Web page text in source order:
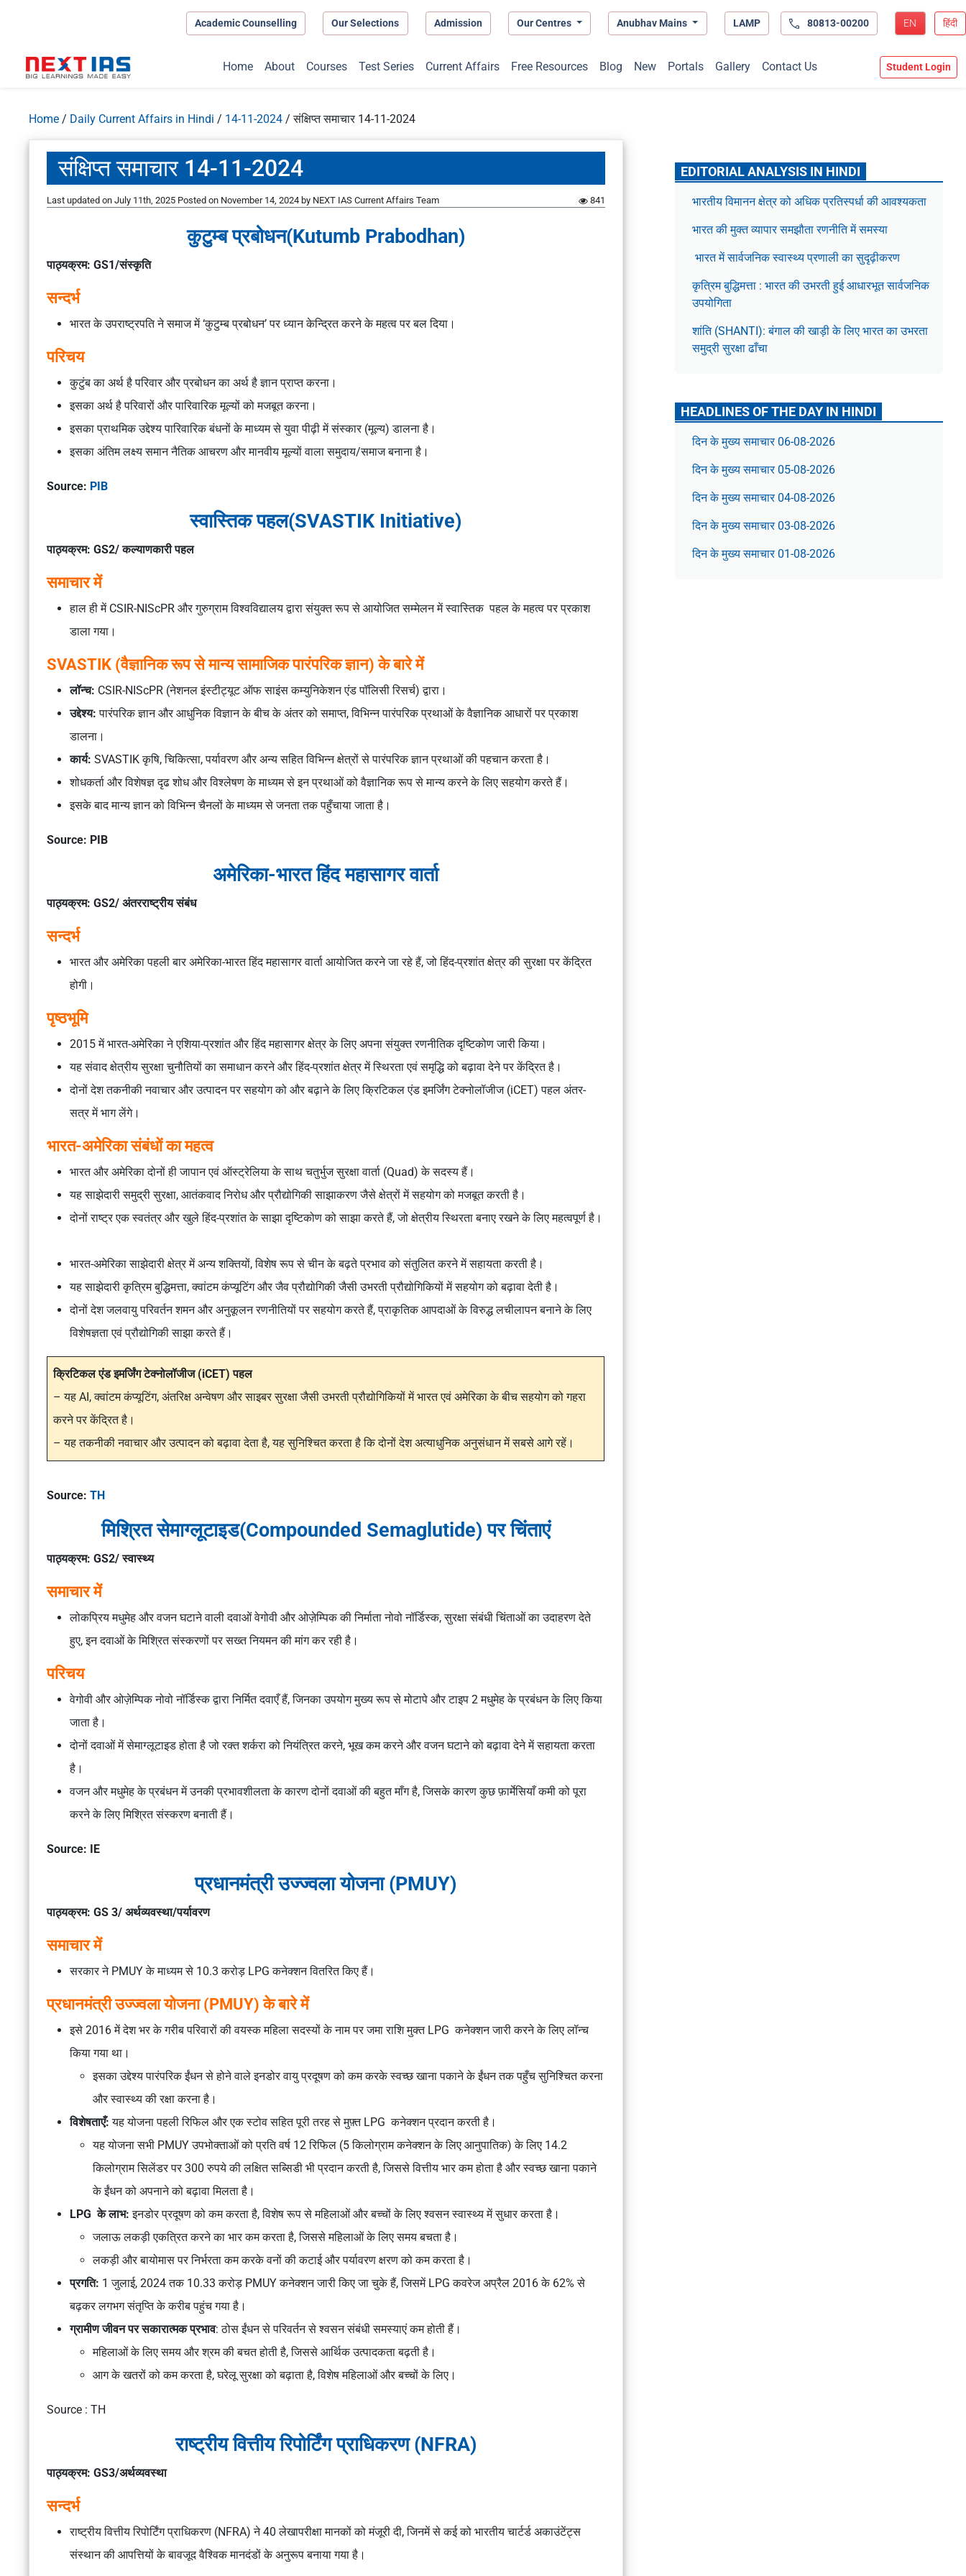
Academic Counselling Our Selections Admission Our Centres Anubhav Mains LAMP 80813-00200 EN हिंदी
Home About Courses Test Series Current Affairs Free Resources Blog New Portals Gallery Contact Us Student Login
Home / Daily Current Affairs in Hindi / 14-11-2024 /संक्षिप्त समाचार 14-11-2024
संक्षिप्त समाचार 14-11-2024
Last updated on July 11th, 2025 Posted on November 14, 2024 by NEXT IAS Current Affairs Team 841
कुटुम्ब प्रबोधन(Kutumb Prabodhan)
पाठ्यक्रम: GS1/संस्कृति
सन्दर्भ
भारत के उपराष्ट्रपति ने समाज में ‘कुटुम्ब प्रबोधन’ पर ध्यान केन्द्रित करने के महत्व पर बल दिया।
परिचय
कुटुंब का अर्थ है परिवार और प्रबोधन का अर्थ है ज्ञान प्राप्त करना।
इसका अर्थ है परिवारों और पारिवारिक मूल्यों को मजबूत करना।
इसका प्राथमिक उद्देश्य पारिवारिक बंधनों के माध्यम से युवा पीढ़ी में संस्कार (मूल्य) डालना है।
इसका अंतिम लक्ष्य समान नैतिक आचरण और मानवीय मूल्यों वाला समुदाय/समाज बनाना है।
Source: PIB
स्वास्तिक पहल(SVASTIK Initiative)
पाठ्यक्रम: GS2/ कल्याणकारी पहल
समाचार में
हाल ही में CSIR-NIScPR और गुरुग्राम विश्वविद्यालय द्वारा संयुक्त रूप से आयोजित सम्मेलन में स्वास्तिक पहल के महत्व पर प्रकाश
डाला गया।
SVASTIK (वैज्ञानिक रूप से मान्य सामाजिक पारंपरिक ज्ञान) के बारे में
लॉन्च: CSIR-NIScPR (नेशनल इंस्टीट्यूट ऑफ साइंस कम्युनिकेशन एंड पॉलिसी रिसर्च) द्वारा।
उद्देश्य:पारंपरिक ज्ञान और आधुनिक विज्ञान के बीच के अंतर को समाप्त, विभिन्न पारंपरिक प्रथाओं के वैज्ञानिक आधारों पर प्रकाश
डालना।
कार्य: SVASTIK कृषि, चिकित्सा, पर्यावरण और अन्य सहित विभिन्न क्षेत्रों से पारंपरिक ज्ञान प्रथाओं की पहचान करता है।
शोधकर्ता और विशेषज्ञ दृढ शोध और विश्लेषण के माध्यम से इन प्रथाओं को वैज्ञानिक रूप से मान्य करने के लिए सहयोग करते हैं।
इसके बाद मान्य ज्ञान को विभिन्न चैनलों के माध्यम से जनता तक पहुँचाया जाता है।
Source: PIB
अमेरिका-भारत हिंद महासागर वार्ता
पाठ्यक्रम: GS2/ अंतरराष्ट्रीय संबंध
सन्दर्भ
भारत और अमेरिका पहली बार अमेरिका-भारत हिंद महासागर वार्ता आयोजित करने जा रहे हैं, जो हिंद-प्रशांत क्षेत्र की सुरक्षा पर केंद्रित
होगी।
पृष्ठभूमि
2015 में भारत-अमेरिका ने एशिया-प्रशांत और हिंद महासागर क्षेत्र के लिए अपना संयुक्त रणनीतिक दृष्टिकोण जारी किया।
यह संवाद क्षेत्रीय सुरक्षा चुनौतियों का समाधान करने और हिंद-प्रशांत क्षेत्र में स्थिरता एवं समृद्धि को बढ़ावा देने पर केंद्रित है।
दोनों देश तकनीकी नवाचार और उत्पादन पर सहयोग को और बढ़ाने के लिए क्रिटिकल एंड इमर्जिंग टेक्नोलॉजीज (iCET) पहल अंतर-
सत्र में भाग लेंगे।
भारत-अमेरिका संबंधों का महत्व
भारत और अमेरिका दोनों ही जापान एवं ऑस्ट्रेलिया के साथ चतुर्भुज सुरक्षा वार्ता (Quad) के सदस्य हैं।
यह साझेदारी समुद्री सुरक्षा, आतंकवाद निरोध और प्रौद्योगिकी साझाकरण जैसे क्षेत्रों में सहयोग को मजबूत करती है।
दोनों राष्ट्र एक स्वतंत्र और खुले हिंद-प्रशांत के साझा दृष्टिकोण को साझा करते हैं, जो क्षेत्रीय स्थिरता बनाए रखने के लिए महत्वपूर्ण है।
भारत-अमेरिका साझेदारी क्षेत्र में अन्य शक्तियों, विशेष रूप से चीन के बढ़ते प्रभाव को संतुलित करने में सहायता करती है।
यह साझेदारी कृत्रिम बुद्धिमत्ता, क्वांटम कंप्यूटिंग और जैव प्रौद्योगिकी जैसी उभरती प्रौद्योगिकियों में सहयोग को बढ़ावा देती है।
दोनों देश जलवायु परिवर्तन शमन और अनुकूलन रणनीतियों पर सहयोग करते हैं, प्राकृतिक आपदाओं के विरुद्ध लचीलापन बनाने के लिए
विशेषज्ञता एवं प्रौद्योगिकी साझा करते हैं।
क्रिटिकल एंड इमर्जिंग टेक्नोलॉजीज (iCET) पहल
– यह AI, क्वांटम कंप्यूटिंग, अंतरिक्ष अन्वेषण और साइबर सुरक्षा जैसी उभरती प्रौद्योगिकियों में भारत एवं अमेरिका के बीच सहयोग को गहरा
करने पर केंद्रित है।
– यह तकनीकी नवाचार और उत्पादन को बढ़ावा देता है, यह सुनिश्चित करता है कि दोनों देश अत्याधुनिक अनुसंधान में सबसे आगे रहें।
Source: TH
मिश्रित सेमाग्लूटाइड(Compounded Semaglutide) पर चिंताएं
पाठ्यक्रम: GS2/ स्वास्थ्य
समाचार में
लोकप्रिय मधुमेह और वजन घटाने वाली दवाओं वेगोवी और ओज़ेम्पिक की निर्माता नोवो नॉर्डिस्क, सुरक्षा संबंधी चिंताओं का उदाहरण देते
हुए, इन दवाओं के मिश्रित संस्करणों पर सख्त नियमन की मांग कर रही है।
परिचय
वेगोवी और ओज़ेम्पिक नोवो नॉर्डिस्क द्वारा निर्मित दवाएँ हैं, जिनका उपयोग मुख्य रूप से मोटापे और टाइप 2 मधुमेह के प्रबंधन के लिए किया
जाता है।
दोनों दवाओं में सेमाग्लूटाइड होता है जो रक्त शर्करा को नियंत्रित करने, भूख कम करने और वजन घटाने को बढ़ावा देने में सहायता करता
है।
वजन और मधुमेह के प्रबंधन में उनकी प्रभावशीलता के कारण दोनों दवाओं की बहुत माँग है, जिसके कारण कुछ फ़ार्मेसियाँ कमी को पूरा
करने के लिए मिश्रित संस्करण बनाती हैं।
Source: IE
प्रधानमंत्री उज्ज्वला योजना (PMUY)
पाठ्यक्रम: GS 3/ अर्थव्यवस्था/पर्यावरण
समाचार में
सरकार ने PMUY के माध्यम से 10.3 करोड़ LPG कनेक्शन वितरित किए हैं।
प्रधानमंत्री उज्ज्वला योजना (PMUY) के बारे में
इसे 2016 में देश भर के गरीब परिवारों की वयस्क महिला सदस्यों के नाम पर जमा राशि मुक्त LPG कनेक्शन जारी करने के लिए लॉन्च
किया गया था।
इसका उद्देश्य पारंपरिक ईंधन से होने वाले इनडोर वायु प्रदूषण को कम करके स्वच्छ खाना पकाने के ईंधन तक पहुँच सुनिश्चित करना
और स्वास्थ्य की रक्षा करना है।
विशेषताएँ:यह योजना पहली रिफिल और एक स्टोव सहित पूरी तरह से मुफ़्त LPG कनेक्शन प्रदान करती है।
यह योजना सभी PMUY उपभोक्ताओं को प्रति वर्ष 12 रिफिल (5 किलोग्राम कनेक्शन के लिए आनुपातिक) के लिए 14.2
किलोग्राम सिलेंडर पर 300 रुपये की लक्षित सब्सिडी भी प्रदान करती है, जिससे वित्तीय भार कम होता है और स्वच्छ खाना पकाने
के ईंधन को अपनाने को बढ़ावा मिलता है।
LPG के लाभ: इनडोर प्रदूषण को कम करता है, विशेष रूप से महिलाओं और बच्चों के लिए श्वसन स्वास्थ्य में सुधार करता है।
जलाऊ लकड़ी एकत्रित करने का भार कम करता है, जिससे महिलाओं के लिए समय बचता है।
लकड़ी और बायोमास पर निर्भरता कम करके वनों की कटाई और पर्यावरण क्षरण को कम करता है।
प्रगति: 1 जुलाई, 2024 तक 10.33 करोड़ PMUY कनेक्शन जारी किए जा चुके हैं, जिसमें LPG कवरेज अप्रैल 2016 के 62% से
बढ़कर लगभग संतृप्ति के करीब पहुंच गया है।
ग्रामीण जीवन पर सकारात्मक प्रभाव: ठोस ईंधन से परिवर्तन से श्वसन संबंधी समस्याएं कम होती हैं।
महिलाओं के लिए समय और श्रम की बचत होती है, जिससे आर्थिक उत्पादकता बढ़ती है।
आग के खतरों को कम करता है, घरेलू सुरक्षा को बढ़ाता है, विशेष महिलाओं और बच्चों के लिए।
Source : TH
राष्ट्रीय वित्तीय रिपोर्टिंग प्राधिकरण (NFRA)
पाठ्यक्रम: GS3/अर्थव्यवस्था
सन्दर्भ
राष्ट्रीय वित्तीय रिपोर्टिंग प्राधिकरण (NFRA) ने 40 लेखापरीक्षा मानकों को मंजूरी दी, जिनमें से कई को भारतीय चार्टर्ड अकाउंटेंट्स
संस्थान की आपत्तियों के बावजूद वैश्विक मानदंडों के अनुरूप बनाया गया है।
EDITORIAL ANALYSIS IN HINDI
भारतीय विमानन क्षेत्र को अधिक प्रतिस्पर्धा की आवश्यकता
भारत की मुक्त व्यापार समझौता रणनीति में समस्या
भारत में सार्वजनिक स्वास्थ्य प्रणाली का सुदृढ़ीकरण
कृत्रिम बुद्धिमत्ता : भारत की उभरती हुई आधारभूत सार्वजनिक
उपयोगिता
शांति (SHANTI): बंगाल की खाड़ी के लिए भारत का उभरता
समुद्री सुरक्षा ढाँचा
HEADLINES OF THE DAY IN HINDI
दिन के मुख्य समाचार 06-08-2026
दिन के मुख्य समाचार 05-08-2026
दिन के मुख्य समाचार 04-08-2026
दिन के मुख्य समाचार 03-08-2026
दिन के मुख्य समाचार 01-08-2026